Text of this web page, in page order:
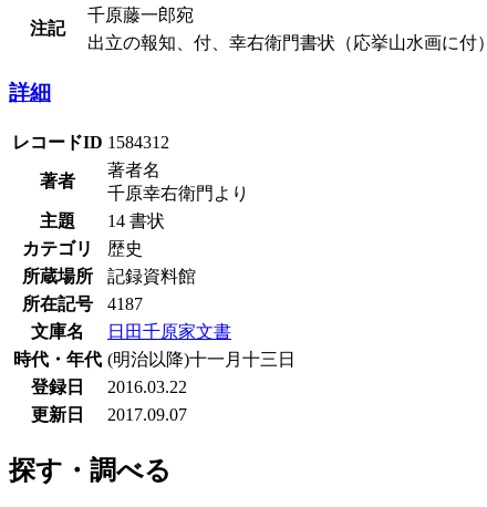
注記
千原藤一郎宛
出立の報知、付、幸右衛門書状（応挙山水画に付）
詳細
レコードID 1584312
著者
著者名
千原幸右衛門より
主題
14 書状
カテゴリ
歴史
所蔵場所
記録資料館
所在記号
4187
文庫名
日田千原家文書
時代・年代 (明治以降)十一月十三日
登録日
2016.03.22
更新日
2017.09.07
探す・調べる